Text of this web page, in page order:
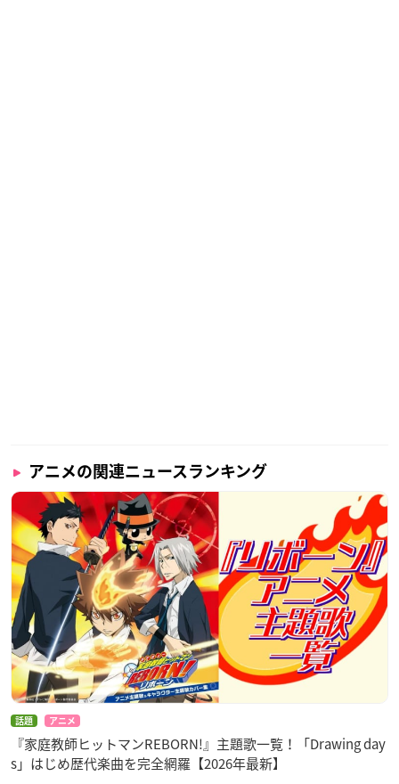
アニメの関連ニュースランキング
話題 アニメ
『家庭教師ヒットマンREBORN!』主題歌一覧！「Drawing day
s」はじめ歴代楽曲を完全網羅【2026年最新】